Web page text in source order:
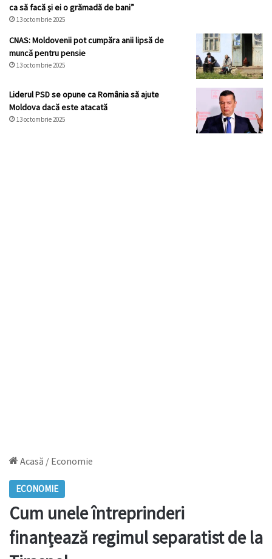
ca să facă și ei o grămadă de bani”
13 octombrie 2025
CNAS: Moldovenii pot cumpăra anii lipsă de
muncă pentru pensie
13 octombrie 2025
Liderul PSD se opune ca România să ajute
Moldova dacă este atacată
13 octombrie 2025